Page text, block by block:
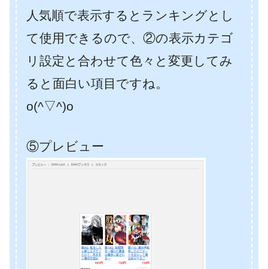
人気順で表示するとランキングとし
て使用できるので、②の表示カテゴ
リ設定と合わせて色々と変更してみ
ると面白い項目ですね。
o(^▽^)o
⑤プレビュー